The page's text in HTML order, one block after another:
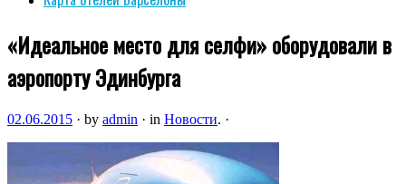
«Идеальное место для селфи» оборудовали в
аэропорту Эдинбурга
02.06.2015 · by admin · in Новости. ·